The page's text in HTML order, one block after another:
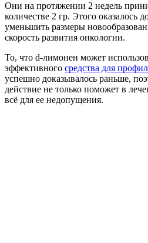
Они на протяжении 2 недель
количестве 2 гр. Этого оказалось
уменьшить размеры
скорость развития онкологии.
То, что d-лимонен может
эффективного средства для
успешно доказывалось раньше,
действие не только поможет в
всё для ее недопущения.